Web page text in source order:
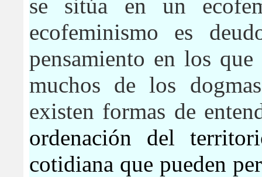
se sitúa en un
ecofeminismo es
pensamiento en los
muchos de los
existen formas de
ordenación del
cotidiana que pueden